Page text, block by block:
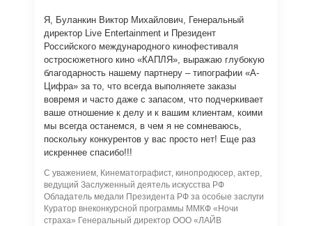
Я, Буланкин Виктор Михайлович, Генеральный
директор Live Entertainment и Президент
Российского международного кинофестиваля
остросюжетного кино «КАПЛЯ», выражаю глубокую
благодарность нашему партнеру – типографии «А-
Цифра» за то, что всегда выполняете заказы
вовремя и часто даже с запасом, что подчеркивает
ваше отношение к делу и к вашим клиентам, коими
мы всегда останемся, в чем я не сомневаюсь,
поскольку конкурентов у вас просто нет! Еще раз
искреннее спасибо!!!
С уважением, Кинематографист, кинопродюсер, актер,
ведущий Заслуженный деятель искусства РФ
Обладатель медали Президента РФ за особые заслуги
Куратор внеконкурсной программы ММКФ «Ночи
страха» Генеральный директор ООО «ЛАЙВ